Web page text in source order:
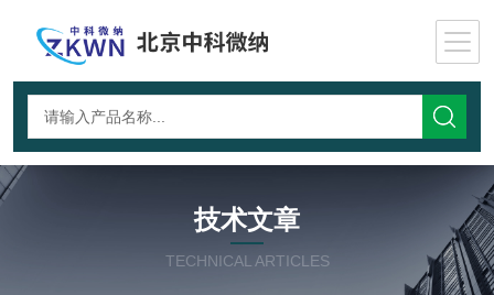
技术文章
TECHNICAL ARTICLES